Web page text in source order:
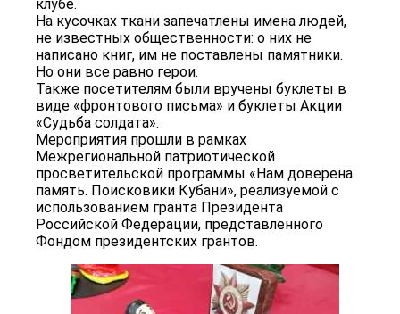
клубе.
На кусочках ткани запечатлены имена людей,
не известных общественности: о них не
написано книг, им не поставлены памятники.
Но они все равно герои.
Также посетителям были вручены буклеты в
виде «фронтового письма» и буклеты Акции
«Судьба солдата».​
Мероприятия прошли в рамках
Межрегиональной патриотической
просветительской программы «Нам доверена
память. Поисковики Кубани», реализуемой с
использованием гранта Президента
Российской Федерации, представленного
Фондом президентских грантов.